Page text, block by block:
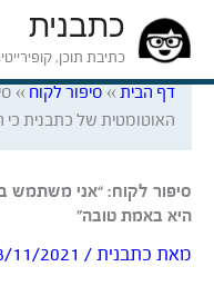
כתבנית
כתיבת תוכן,
דף הבית » סיפור לקוח »
האוטומטית של כתבנית
סיפור לקוח: “אני משתמש
היא באמת טובה”
מאת כתבנית/
11/2021